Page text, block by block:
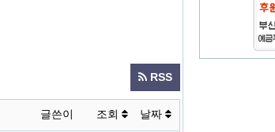
RSS
글쓴이 조회 날짜